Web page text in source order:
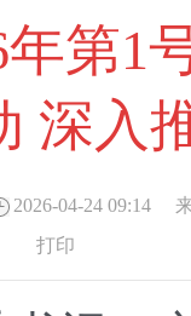
第1
深入
2026-04-24 09:14
打印